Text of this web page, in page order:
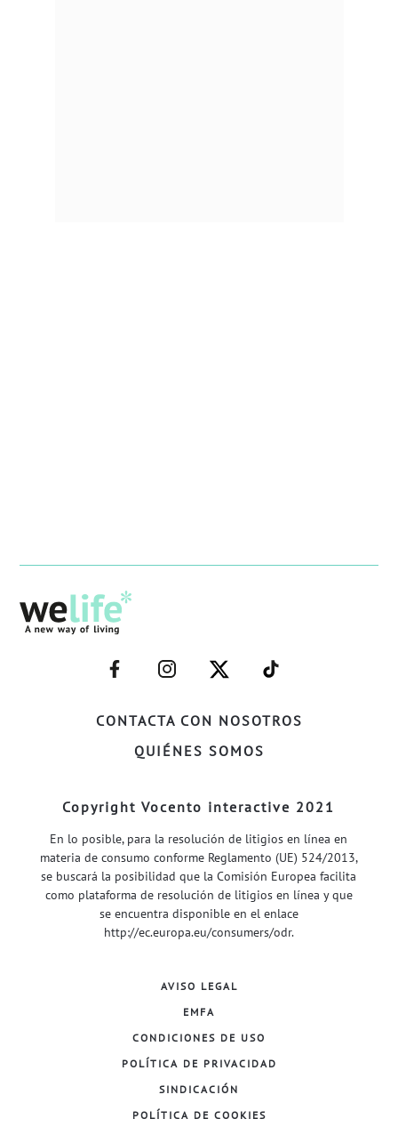
CONTACTA CON NOSOTROS
QUIÉNES SOMOS
–
FACEBOOK–
–
INSTAGRAM–
–
TWITTER–
–
WELIFE–
Copyright Vocento interactive 2021
En lo posible, para la resolución de litigios en línea en
materia de consumo conforme Reglamento (UE) 524/2013,
se buscará la posibilidad que la Comisión Europea facilita
como plataforma de resolución de litigios en línea y que
se encuentra disponible en el enlace
http://ec.europa.eu/consumers/odr.
AVISO LEGAL
EMFA
CONDICIONES DE USO
POLÍTICA DE PRIVACIDAD
SINDICACIÓN
POLÍTICA DE COOKIES